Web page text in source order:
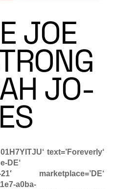
JOE
JO­
text=’Foreverly‘
DE‘
21′ marketplace=’DE‘
a0ba-